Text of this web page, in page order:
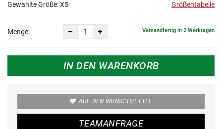
Gewählte Größe:XS Größentabelle
Menge Versandfertig in 2 Werktagen
IN DEN WARENKORB
AUF DEN WUNSCHZETTEL
TEAMANFRAGE